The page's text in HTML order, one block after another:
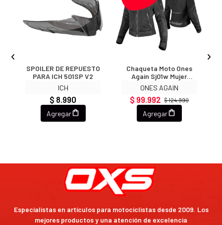
SPOILER DE REPUESTO
PARA ICH 501SP V2
ICH
$ 8.990
Agregar
Chaqueta Moto Ones
Again Sj01w Mujer
Verano Con
Protecciones
ONES AGAIN
$ 124.990
$ 99.992
Agregar
Especialistas en artículos para motociclistas desde 2009. Los
mejores productos y una atención de excelencia